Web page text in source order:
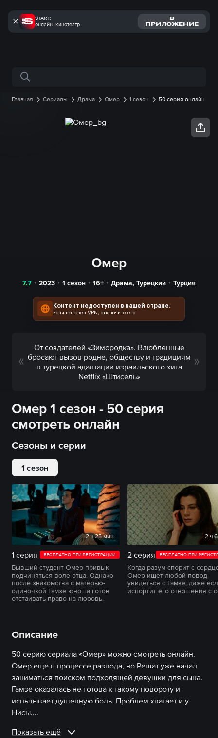
START:
онлайн -кинотеатр
В
ПРИЛОЖЕНИЕ
Поиск по сайту
Главная Сериалы Драма Омер 1 сезон 50 серия онлайн
Омер
7.7 2023 1 сезон 16+ Драма, Турецкий Турция
Контент недоступен в вашей стране.
Если включён VPN, отключите его
От создателей «Зимородка». Влюбленные
бросают вызов родне, обществу и традициям
в турецкой адаптации израильского хита
Netflix «Штисель»
Омер 1 сезон - 50 серия
смотреть онлайн
Сезоны и серии
1 сезон
2 ч 25 мин
1 серия БЕСПЛАТНО ПРИ РЕГИСТРАЦИИ
Бывший студент Омер привык
подчиняться воле отца. Однако
после знакомства с матерью-
одиночкой Гамзе юноша готов
отстаивать право на любовь.
2 ч
2 серия БЕСПЛАТНО ПРИ
Когда разум спорит с
Омер ищет любой повод
увидеться с Гамзе, даже
испортит его отношения с
Описание
50 серию сериала «Омер» можно смотреть онлайн.
Омер еще в процессе развода, но Решат уже начал
заниматься поиском подходящей девушки для сына.
Гамзе оказалась не готова к такому повороту и
испытывает душевную боль. Проблем хватает и у
Нисы....
Показать ещё